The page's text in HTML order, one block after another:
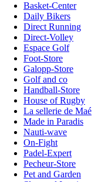
Basket-Center
Daily Bikers
Direct Running
Direct-Volley
Espace Golf
Foot-Store
Galopp-Store
Golf and co
Handball-Store
House of Rugby
La sellerie de Maé
Made in Paradis
Nauti-wave
On-Fight
Padel-Expert
Pecheur-Store
Pet and Garden